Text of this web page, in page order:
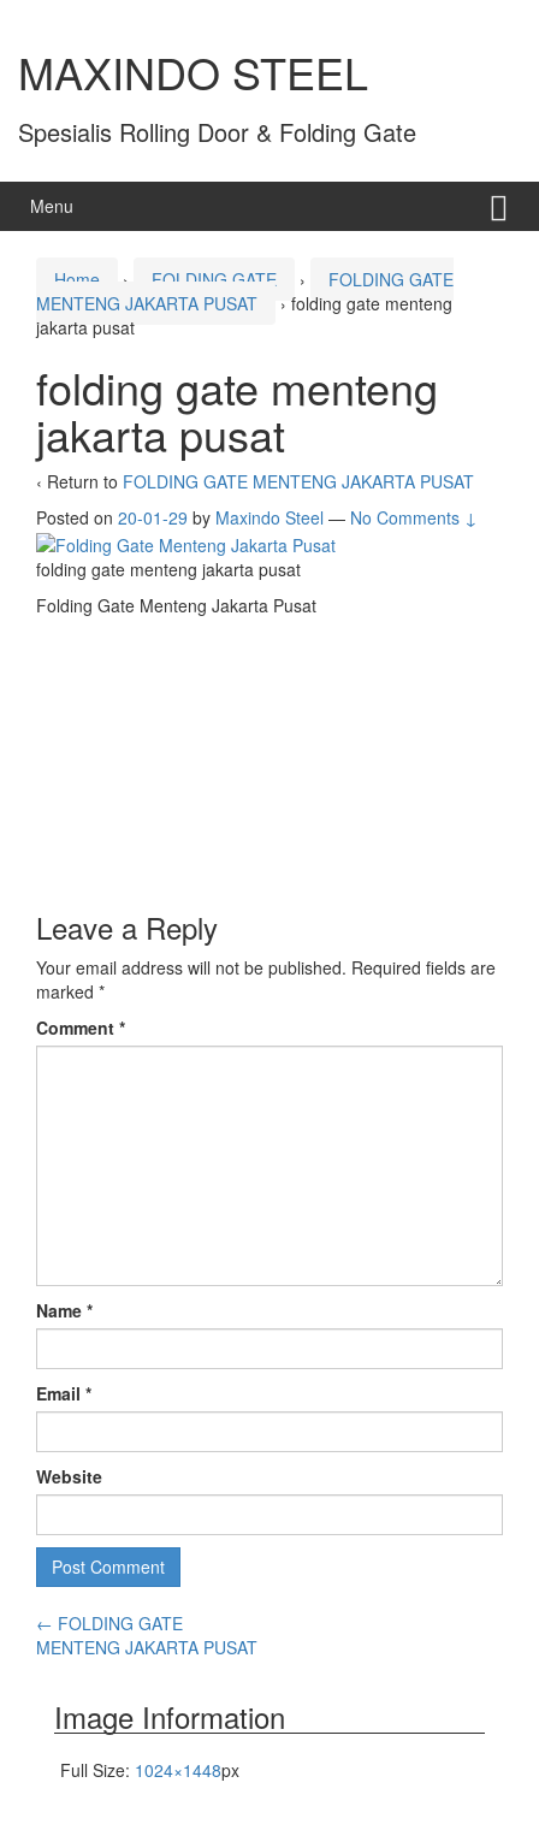
MAXINDO STEEL
Spesialis Rolling Door & Folding Gate
Menu
Home › FOLDING GATE ›
FOLDING GATE
MENTENG JAKARTA PUSAT
› folding gate menteng
jakarta pusat
folding gate menteng
jakarta pusat
‹ Return to FOLDING GATE MENTENG JAKARTA PUSAT
Posted on 20-01-29 by Maxindo Steel — No Comments ↓
folding gate menteng jakarta pusat
Folding Gate Menteng Jakarta Pusat
Leave a Reply
Your email address will not be published. Required fields are
marked *
Comment *
Name *
Email *
Website
← FOLDING GATE
MENTENG JAKARTA PUSAT
Image Information
Full Size: 1024×1448px